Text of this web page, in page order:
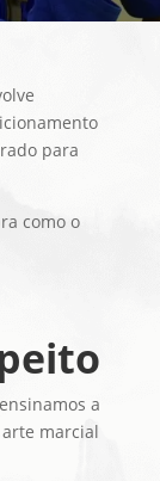
para
como o
a
marcial